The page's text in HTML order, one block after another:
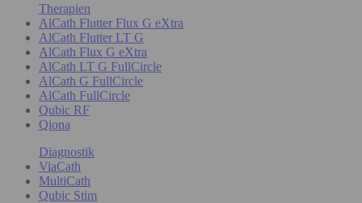
Therapien
AlCath Flutter Flux G eXtra
AlCath Flutter LT G
AlCath Flux G eXtra
AlCath LT G FullCircle
AlCath G FullCircle
AlCath FullCircle
Qubic RF
Qiona
Diagnostik
ViaCath
MultiCath
Qubic Stim